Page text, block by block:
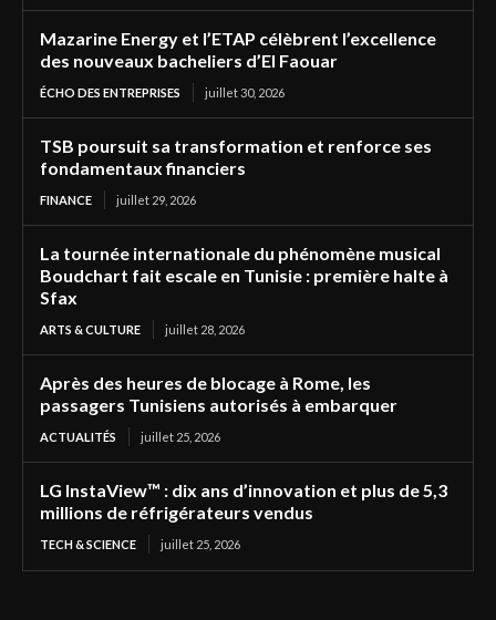
Mazarine Energy et l’ETAP célèbrent l’excellence
des nouveaux bacheliers d’El Faouar
ÉCHO DES ENTREPRISES juillet 30, 2026
TSB poursuit sa transformation et renforce ses
fondamentaux financiers
FINANCE juillet 29, 2026
La tournée internationale du phénomène musical
Boudchart fait escale en Tunisie : première halte à
Sfax
ARTS & CULTURE juillet 28, 2026
Après des heures de blocage à Rome, les
passagers Tunisiens autorisés à embarquer
ACTUALITÉS juillet 25, 2026
LG InstaView™ : dix ans d’innovation et plus de 5,3
millions de réfrigérateurs vendus
TECH & SCIENCE juillet 25, 2026